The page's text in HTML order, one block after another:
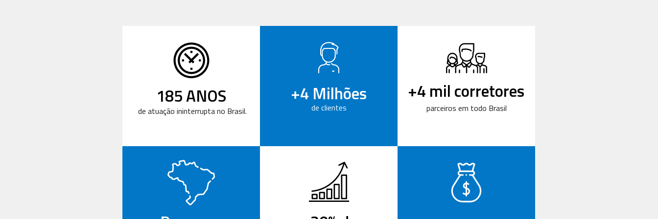
185 ANOS
de atuação ininterrupta no Brasil.
+4 Milhões
de clientes
+4 mil corretores
parceiros em todo Brasil